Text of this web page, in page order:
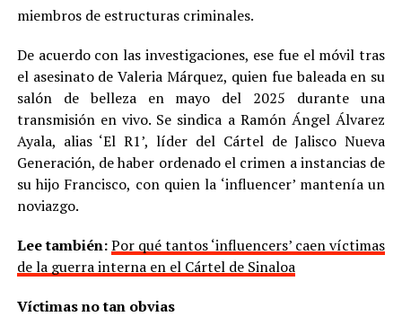
miembros de estructuras criminales.
De acuerdo con las investigaciones, ese fue el móvil tras
el asesinato de Valeria Márquez, quien fue baleada en su
salón de belleza en mayo del 2025 durante una
transmisión en vivo. Se sindica a Ramón Ángel Álvarez
Ayala, alias ‘El R1’, líder del Cártel de Jalisco Nueva
Generación, de haber ordenado el crimen a instancias de
su hijo Francisco, con quien la ‘influencer’ mantenía un
noviazgo.
Lee también:Por qué tantos ‘influencers’ caen víctimas
de la guerra interna en el Cártel de Sinaloa
Víctimas no tan obvias